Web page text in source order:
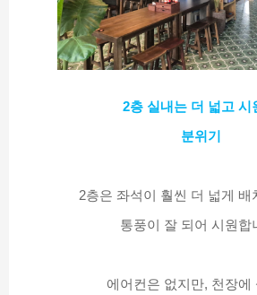
2층 실내는 더 넓고 시
분위기
2층은 좌석이 훨씬 더 넓게 배
통풍이 잘 되어 시원합
에어컨은 없지만, 천장에